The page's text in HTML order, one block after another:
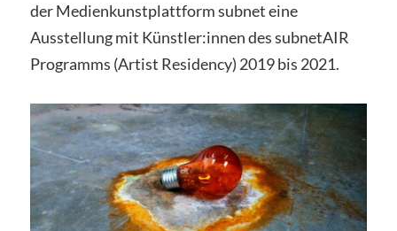
der Medienkunstplattform subnet eine
Ausstellung mit Künstler:innen des subnetAIR
Programms (Artist Residency) 2019 bis 2021.